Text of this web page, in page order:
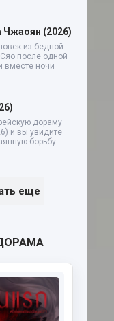
Чжаоян (2026)
из бедной
после одной
вместе ночи
дораму
и вы увидите
борьбу
еще